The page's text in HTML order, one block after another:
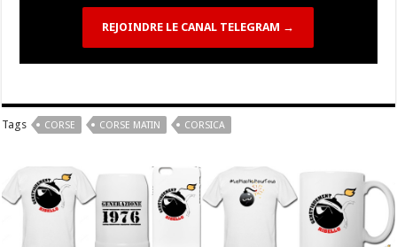
REJOINDRE LE CANAL TELEGRAM →
Tags CORSE CORSE MATIN CORSICA